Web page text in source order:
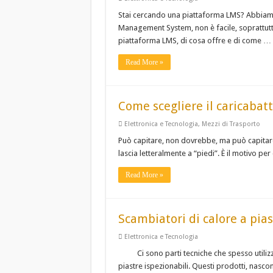
Stai cercando una piattaforma LMS?
Management System, non è facile,
piattaforma LMS, di cosa offre e di come …
Read More »
Come scegliere il
Elettronica e Tecnologia, Mezzi di Trasporto
Può capitare, non dovrebbe, ma può
lascia letteralmente a “piedi”. È il motivo
Read More »
Scambiatori di calore a
Elettronica e Tecnologia
Ci sono parti tecniche che spesso
piastre ispezionabili. Questi prodotti,